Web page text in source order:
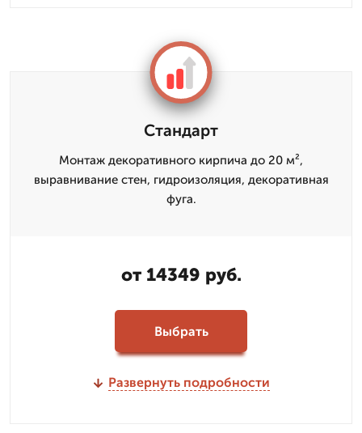
Стандарт
Монтаж декоративного кирпича до 20 м²,
выравнивание стен, гидроизоляция, декоративная
фуга.
от 14349 руб.
Выбрать
Развернуть подробности